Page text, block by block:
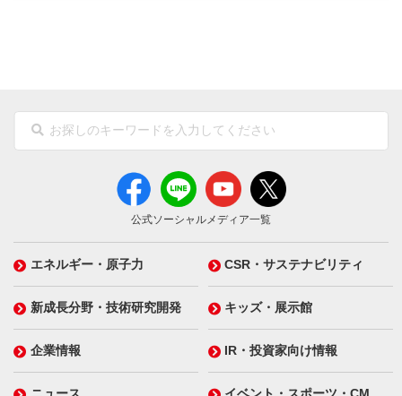
公式ソーシャルメディア一覧
エネルギー・原子力 CSR・サステナビリティ
新成長分野・技術研究開発 キッズ・展示館
企業情報 IR・投資家向け情報